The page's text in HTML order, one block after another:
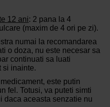
12 ani: 2 pana la 4
(maxim de 4 ori pe zi).
numai la recomandarea
o doza, nu este necesar sa
continuati sa luati
si inainte.
este putin
fel. Totusi, va puteti simti
daca aceasta senzatie nu